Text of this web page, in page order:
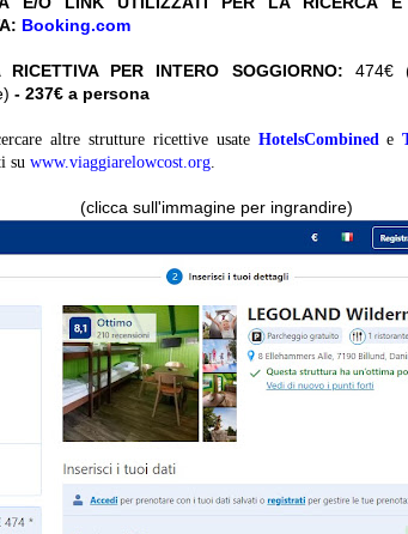
Booking.com
RICETTIVA PER INTERO SOGGIORNO: 474€
- 237€ a persona
altre strutture ricettive usate HotelsCombinede
su www.viaggiarelowcost.org.
(clicca sull'immagine per ingrandire)